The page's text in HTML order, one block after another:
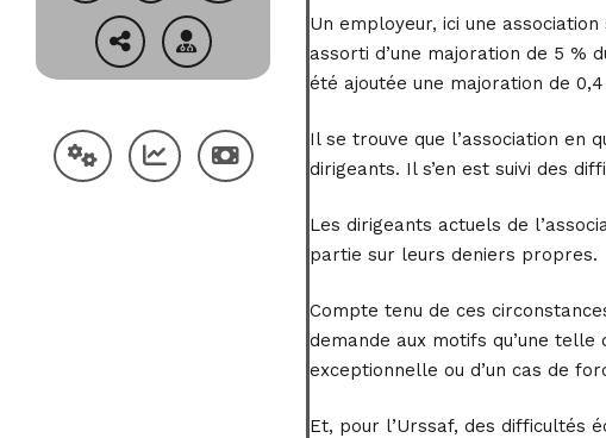
Un employeur, ici une
assorti d’une majoration de 5 %
été ajoutée une majoration de
Il se trouve que l’association en
dirigeants. Il s’en est suivi des
Les dirigeants actuels de
partie sur leurs deniers propres.
Compte tenu de ces
demande aux motifs qu’une
exceptionnelle ou d’un cas de
Et, pour l’Urssaf, des difficultés